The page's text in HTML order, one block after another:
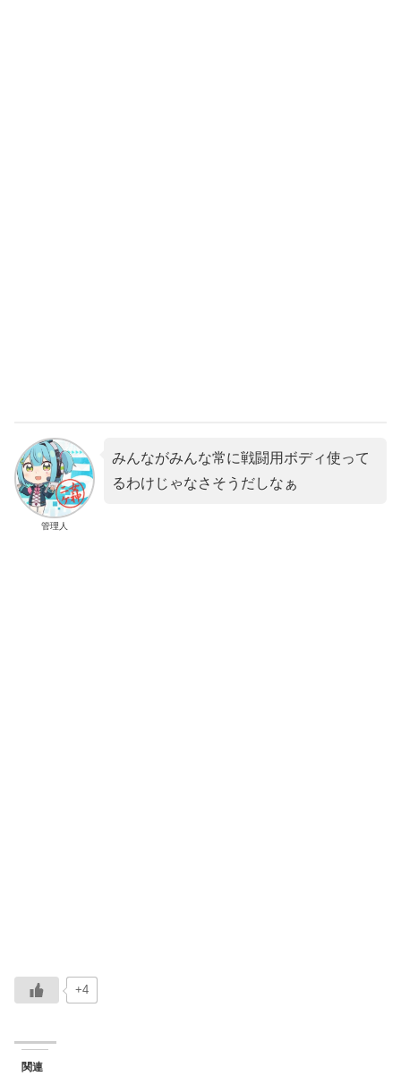
管理人
みんながみんな常に戦闘用ボディ使って
るわけじゃなさそうだしなぁ
+4
関連